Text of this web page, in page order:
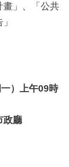
畫」、「公共
）上午09時
政廳